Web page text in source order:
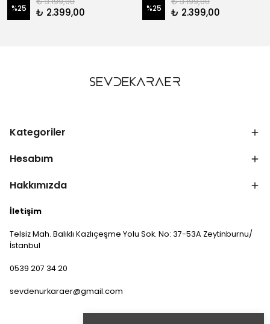
%25 ₺ 2.399,00 %25 ₺ 2.399,00
Kategoriler
Hesabım
Hakkımızda
İletişim
Telsiz Mah. Balıklı Kazlıçeşme Yolu Sok. No: 37-53A Zeytinburnu/
İstanbul
0539 207 34 20
sevdenurkaraer@gmail.com